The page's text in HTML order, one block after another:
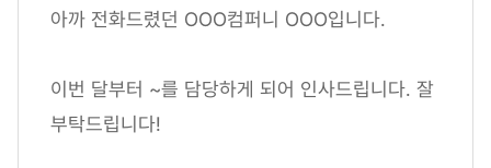
아까 전화드렸던 OOO컴퍼니 OOO입니다.
이번 달부터 ~를 담당하게 되어 인사드립니다. 잘
부탁드립니다!